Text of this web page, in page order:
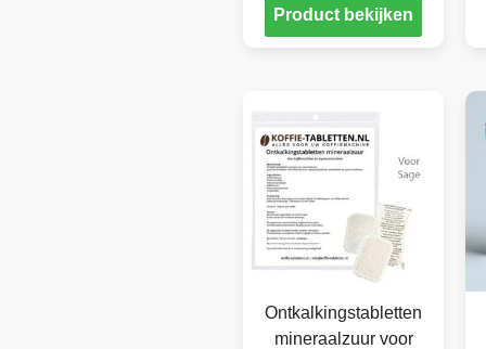
Product bekijken
Ontkalkingstabletten
mineraalzuur voor